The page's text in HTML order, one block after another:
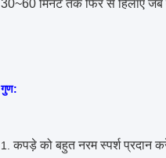
30~60 मिनट तक फिर से हिलाएं
गुण:
1.कपड़े को बहुत नरम स्पर्श प्रदान